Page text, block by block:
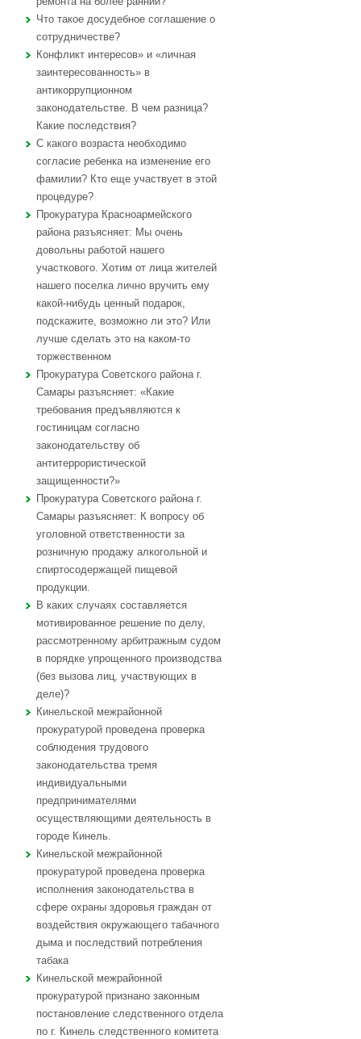
Что такое досудебное соглашение о
сотрудничестве?
Конфликт интересов» и «личная
заинтересованность» в
антикоррупционном
законодательстве. В чем разница?
Какие последствия?
С какого возраста необходимо
согласие ребенка на изменение его
фамилии? Кто еще участвует в этой
процедуре?
Прокуратура Красноармейского
района разъясняет: Мы очень
довольны работой нашего
участкового. Хотим от лица жителей
нашего поселка лично вручить ему
какой-нибудь ценный подарок,
подскажите, возможно ли это? Или
лучше сделать это на каком-то
торжественном
Прокуратура Советского района г.
Самары разъясняет: «Какие
требования предъявляются к
гостиницам согласно
законодательству об
антитеррористической
защищенности?»
Прокуратура Советского района г.
Самары разъясняет: К вопросу об
уголовной ответственности за
розничную продажу алкогольной и
спиртосодержащей пищевой
продукции.
В каких случаях составляется
мотивированное решение по делу,
рассмотренному арбитражным судом
в порядке упрощенного производства
(без вызова лиц, участвующих в
деле)?
Кинельской межрайонной
прокуратурой проведена проверка
соблюдения трудового
законодательства тремя
индивидуальными
предпринимателями
осуществляющими деятельность в
городе Кинель.
Кинельской межрайонной
прокуратурой проведена проверка
исполнения законодательства в
сфере охраны здоровья граждан от
воздействия окружающего табачного
дыма и последствий потребления
табака
Кинельской межрайонной
прокуратурой признано законным
постановление следственного отдела
по г. Кинель следственного комитета